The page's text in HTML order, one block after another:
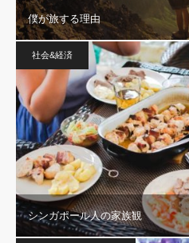
僕が旅する理由
社会&経済
シンガポール人の家族観